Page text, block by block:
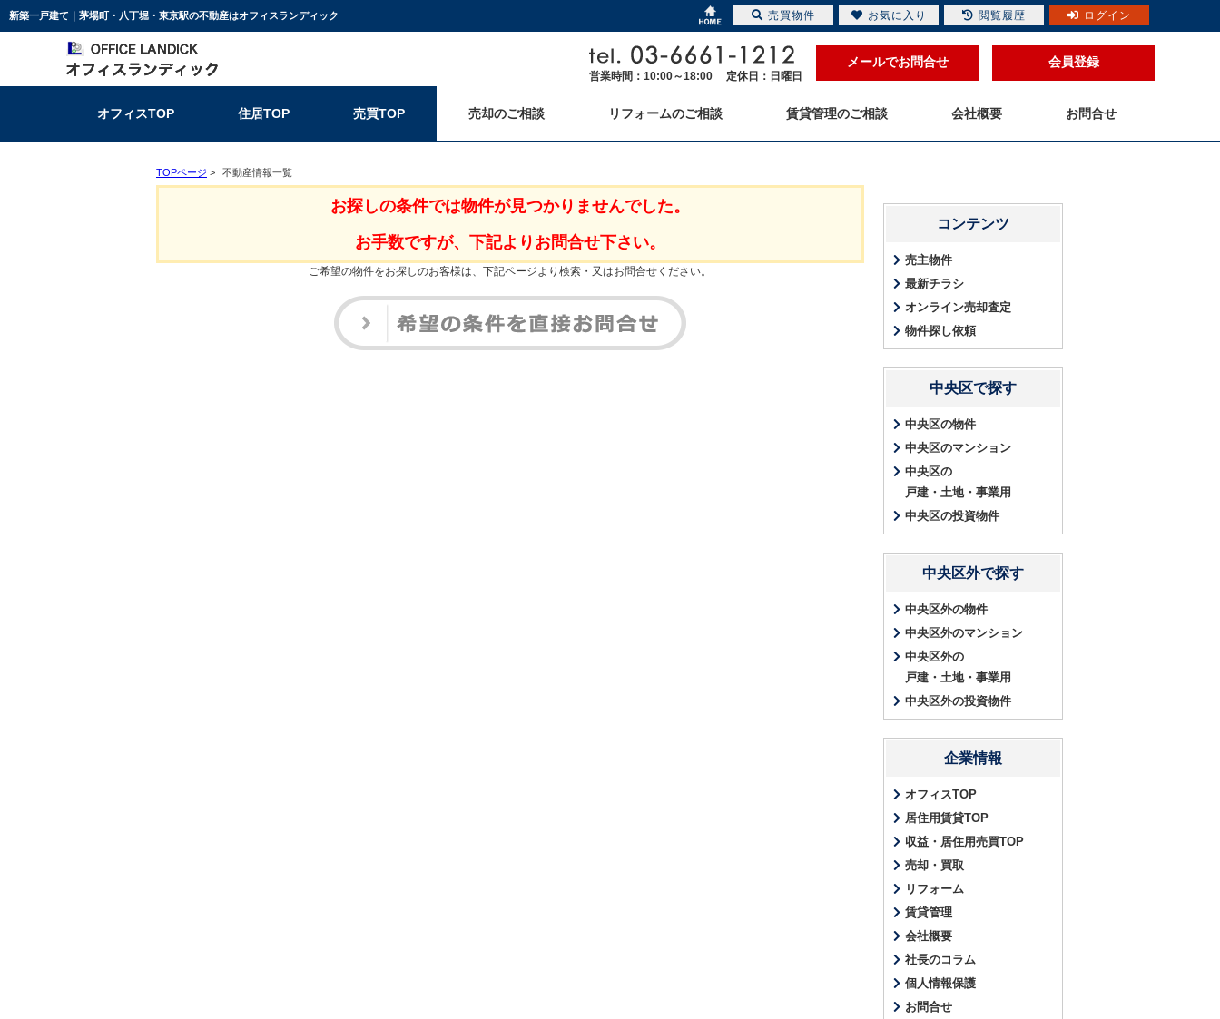
新築一戸建て｜茅場町・八丁堀・東京駅の不動産はオフィスランディック
営業時間：10:00～18:00 定休日：日曜日
メールでお問合せ 会員登録
オフィスTOP 住居TOP 売買TOP 売却のご相談 リフォームのご相談 賃貸管理のご相談 会社概要 お問合せ
TOPページ > 不動産情報一覧
お探しの条件では物件が見つかりませんでした。
お手数ですが、下記よりお問合せ下さい。
ご希望の物件をお探しのお客様は、下記ページより検索・又はお問合せください。
コンテンツ
売主物件
最新チラシ
オンライン売却査定
物件探し依頼
中央区で探す
中央区の物件
中央区のマンション
中央区の
戸建・土地・事業用
中央区の投資物件
中央区外で探す
中央区外の物件
中央区外のマンション
中央区外の
戸建・土地・事業用
中央区外の投資物件
企業情報
オフィスTOP
居住用賃貸TOP
収益・居住用売買TOP
売却・買取
リフォーム
賃貸管理
会社概要
社長のコラム
個人情報保護
お問合せ
売買物件 お気に入り 閲覧履歴 ログイン